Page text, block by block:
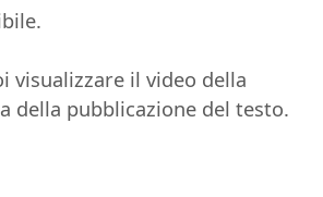
visualizzare il video della
della pubblicazione del testo.